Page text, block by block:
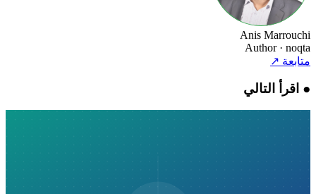
Anis Marrouchi
Author · noqta
متابعة↗
●اقرأ التالي